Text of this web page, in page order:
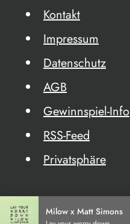
Kontakt
Impressum
Datenschutz
AGB
Gewinnspiel-Info
RSS-Feed
Privatsphäre
Milow x Matt Simons